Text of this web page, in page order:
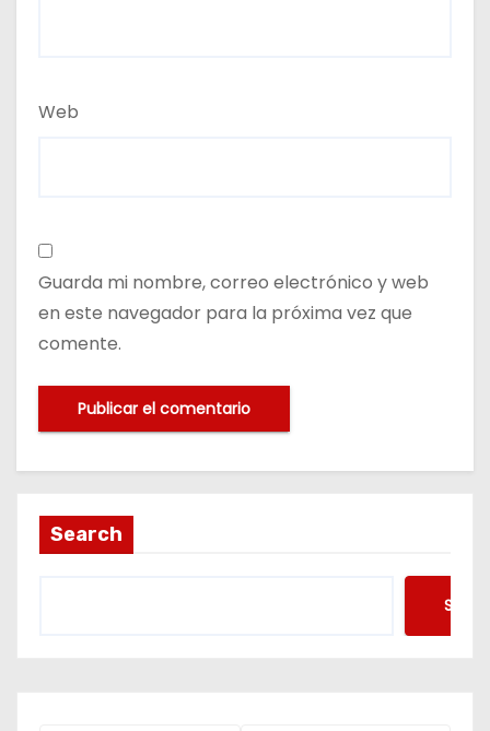
Web
Guarda mi nombre, correo electrónico y web
en este navegador para la próxima vez que
comente.
Search